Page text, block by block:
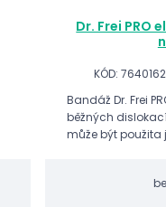
Dr. Frei PRO
KÓD:
Bandáž Dr. Frei
běžných
může být